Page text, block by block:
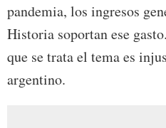
pandemia, los ingresos
Historia soportan ese
que se trata el tema es
argentino.